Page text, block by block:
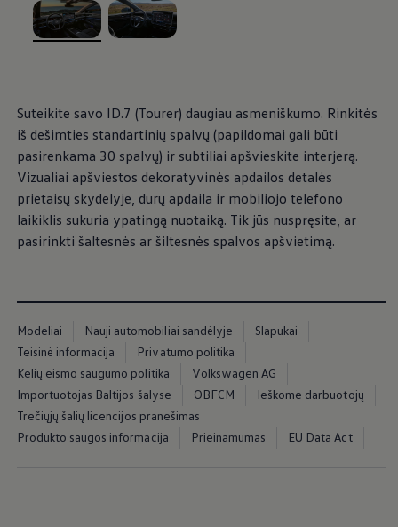
Ratai ir padangos
Pagalba įvykus eismo įvykiui ar automobiliui
Volkswagen servisas
Pramogos ir elektronika
Suasmeninimas
Sieninė įkrovimo stotelė ir įkrovimo kabeliai
Informacija klientams
Perdirbimas ir grąžinimas
Atšaukimo kampanijos
Įspėjamieji ir kiti šviesos indikatoriai
Naujausi jūsų Volkswagen automobilio
Vidaus degimo variklį turinčių automobilių
Skaitmeninė instrukcija
, iš
Suteikite savo ID.7 (Tourer) daugiau asmeniškumo. Rinkitės
iš dešimties standartinių spalvų (papildomai gali būti
pasirenkama 30 spalvų) ir subtiliai apšvieskite interjerą.
Vizualiai apšviestos dekoratyvinės apdailos detalės
prietaisų skydelyje, durų apdaila ir mobiliojo telefono
laikiklis sukuria ypatingą nuotaiką. Tik jūs nuspręsite, ar
pasirinkti šaltesnės ar šiltesnės spalvos apšvietimą.
Modeliai Nauji automobiliai sandėlyje
Slapukai
Teisinė informacija
Privatumo politika
Kelių eismo saugumo politika
Volkswagen AG
Importuotojas Baltijos šalyse
OBFCM
Ieškome darbuotojų
Trečiųjų šalių licencijos pranešimas
Produkto saugos informacija
Prieinamumas EU Data Act